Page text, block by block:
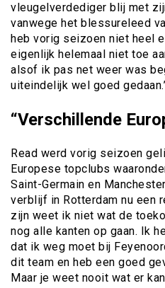
vleugelverdediger blij met
vanwege het blessureleed
heb vorig seizoen niet heel
eigenlijk helemaal niet toe
alsof ik pas net weer was
uiteindelijk wel goed gedaan.’
“Verschillende
Read werd vorig seizoen
Europese topclubs
Saint-Germain en
verblijf in Rotterdam nu een
zijn weet ik niet wat de
nog alle kanten op gaan. Ik
dat ik weg moet bij
dit team en heb een goed
Maar je weet nooit wat er